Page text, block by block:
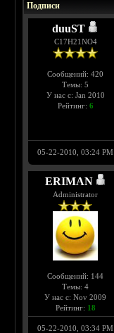
Подписи
duuST
С17H21NO4
Сообщений: 420
Темы: 5
У нас с: Jan 2010
Рейтинг: 6
05-22-2010, 03:24 PM
ERIMAN
Administrator
Сообщений: 144
Темы: 4
У нас с: Nov 2009
Рейтинг: 18
05-22-2010, 03:34 PM